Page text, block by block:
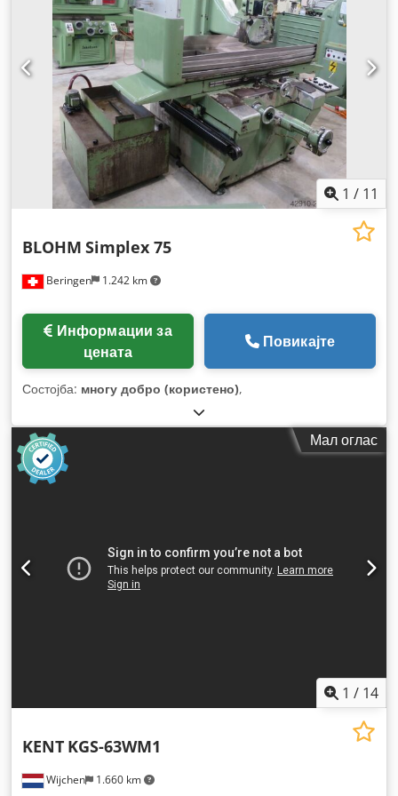
1 / 11
Beringen 1.242 km
BLOHM Simplex 75
цената
Повикајте
Состојба: многу добро (користено),
Мал оглас
1 / 14
Wijchen 1.660 km
KENT KGS-63WM1